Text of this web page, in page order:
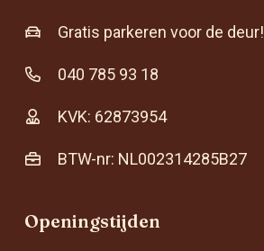
Gratis parkeren voor de deur!
040 785 93 18
KVK: 62873954
BTW-nr: NL002314285B27
Openingstijden